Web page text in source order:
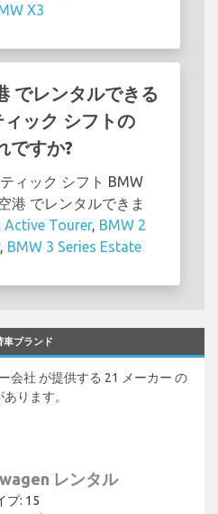
X3
でレンタルできる
ック シフトの
ですか?
ィック シフト BMW
港 でレンタルできま
Active Tourer, BMW 2
, BMW 3 Series Estate
車ブランド
会社 が提供する 21 メーカー の
ります。
レンタル
プ: 15